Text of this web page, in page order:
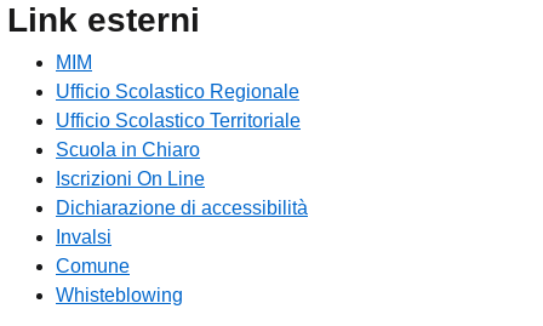
Link esterni
MIM
Ufficio Scolastico Regionale
Ufficio Scolastico Territoriale
Scuola in Chiaro
Iscrizioni On Line
Dichiarazione di accessibilità
Invalsi
Comune
Whisteblowing